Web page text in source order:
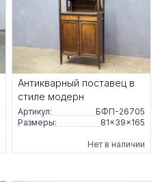
Антикварный поставец в
стиле модерн
Артикул:
БФП-26705
Размеры:
81×39×165
Нет в наличии